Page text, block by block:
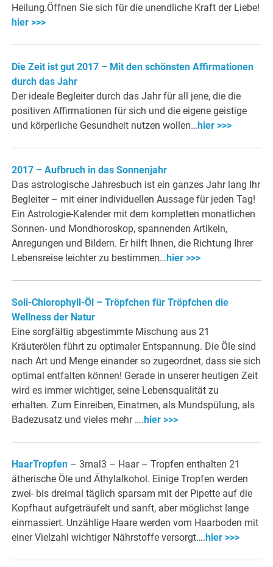
Heilung.Öffnen Sie sich für die unendliche Kraft der Liebe!
hier >>>
Die Zeit ist gut 2017 – Mit den schönsten Affirmationen
durch das Jahr
Der ideale Begleiter durch das Jahr für all jene, die die
positiven Affirmationen für sich und die eigene geistige
und körperliche Gesundheit nutzen wollen… hier >>>
2017 – Aufbruch in das Sonnenjahr
Das astrologische Jahresbuch ist ein ganzes Jahr lang Ihr
Begleiter – mit einer individuellen Aussage für jeden Tag!
Ein Astrologie-Kalender mit dem kompletten monatlichen
Sonnen- und Mondhoroskop, spannenden Artikeln,
Anregungen und Bildern. Er hilft Ihnen, die Richtung Ihrer
Lebensreise leichter zu bestimmen… hier >>>
Soli-Chlorophyll-Öl – Tröpfchen für Tröpfchen die
Wellness der Natur
Eine sorgfältig abgestimmte Mischung aus 21
Kräuterölen führt zu optimaler Entspannung. Die Öle sind
nach Art und Menge einander so zugeordnet, dass sie sich
optimal entfalten können! Gerade in unserer heutigen Zeit
wird es immer wichtiger, seine Lebensqualität zu
erhalten. Zum Einreiben, Einatmen, als Mundspülung, als
Badezusatz und vieles mehr …. hier >>>
HaarTropfen – 3mal3 – Haar – Tropfen enthalten 21
ätherische Öle und Äthylalkohol. Einige Tropfen werden
zwei- bis dreimal täglich sparsam mit der Pipette auf die
Kopfhaut aufgeträufelt und sanft, aber möglichst lange
einmassiert. Unzählige Haare werden vom Haarboden mit
einer Vielzahl wichtiger Nährstoffe versorgt…. hier >>>